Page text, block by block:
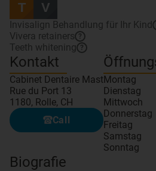
Invisalign Behandlung für Ihr Kind
Vivera retainers ?
Teeth whitening ?
Kontakt
Cabinet Dentaire Mast
Rue du Port 13
1180, Rolle, CH
Call
Montag
Dienstag
Mittwoch
Donnerstag
Freitag
Samstag
Sonntag
Biografie